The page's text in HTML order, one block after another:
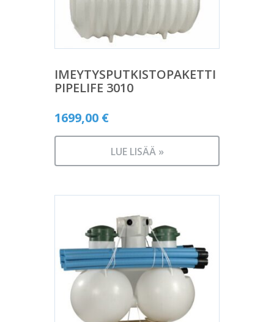
IMEYTYSPUTKISTOPAKETTI
PIPELIFE 3010
1699,00 €
LUE LISÄÄ »